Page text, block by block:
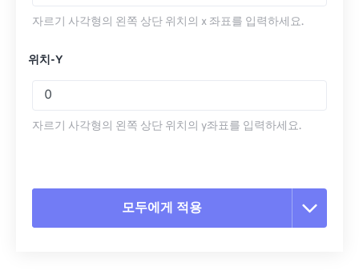
자르기 사각형의 왼쪽 상단 위치의 x 좌표를 입력하세요.
위치-Y
자르기 사각형의 왼쪽 상단 위치의 y좌표를 입력하세요.
모두에게 적용